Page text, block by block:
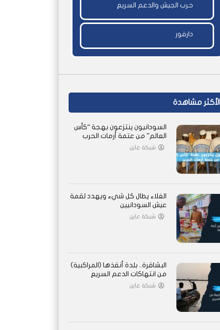
حرب الجيش والدعم السريع
دارفور
الأكثر مشاهدة
السودانيون ينتزعون بهجة “كأس
العالم” من عتمة أزمات الحرب
شبكة عاين
الغلاء يطال كل شيء ويهدد لقمة
عيش السودانيين
شبكة عاين
البشاقرة.. بلدة أنقذها (المراكبية)
من انتهاكات الدعم السريع
شبكة عاين